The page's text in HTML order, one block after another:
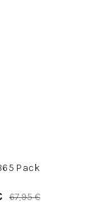
Pack
67,95 €